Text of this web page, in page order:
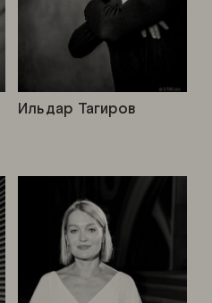
Ильдар Тагиров